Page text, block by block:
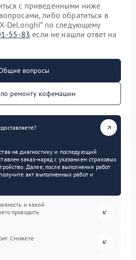
с приведенными ниже
либо обратиться в
DeLonghi” по следующему
55-83 если не нашли ответ на
вопросы
ремонту кофемашин
на диагностику и последующий
заказ-наряд с указанием страховых
Далее, после выполнения работ
акт выполненных работ и
и какой
проводить
Сможете